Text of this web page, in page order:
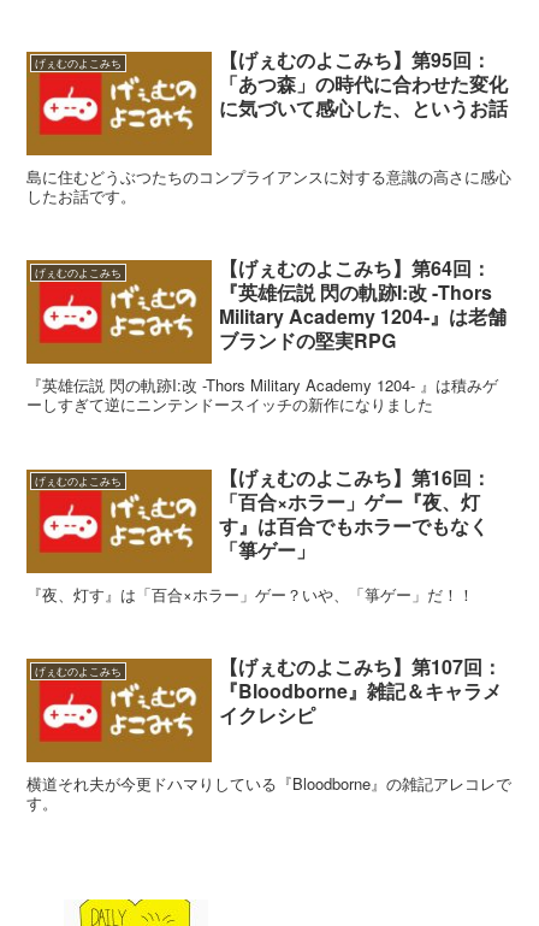
げぇむのよこみち
【げぇむのよこみち】第95回：
「あつ森」の時代に合わせた変化
に気づいて感心した、というお話
島に住むどうぶつたちのコンプライアンスに対する意識の高さに感心
したお話です。
げぇむのよこみち
【げぇむのよこみち】第64回：
『英雄伝説 閃の軌跡I:改 -Thors
Military Academy 1204-』は老舗
ブランドの堅実RPG
『英雄伝説 閃の軌跡I:改 -Thors Military Academy 1204- 』は積みゲ
ーしすぎて逆にニンテンドースイッチの新作になりました
げぇむのよこみち
【げぇむのよこみち】第16回：
「百合×ホラー」ゲー『夜、灯
す』は百合でもホラーでもなく
「箏ゲー」
『夜、灯す』は「百合×ホラー」ゲー？いや、「箏ゲー」だ！！
げぇむのよこみち
【げぇむのよこみち】第107回：
『Bloodborne』雑記＆キャラメ
イクレシピ
横道それ夫が今更ドハマりしている『Bloodborne』の雑記アレコレで
す。